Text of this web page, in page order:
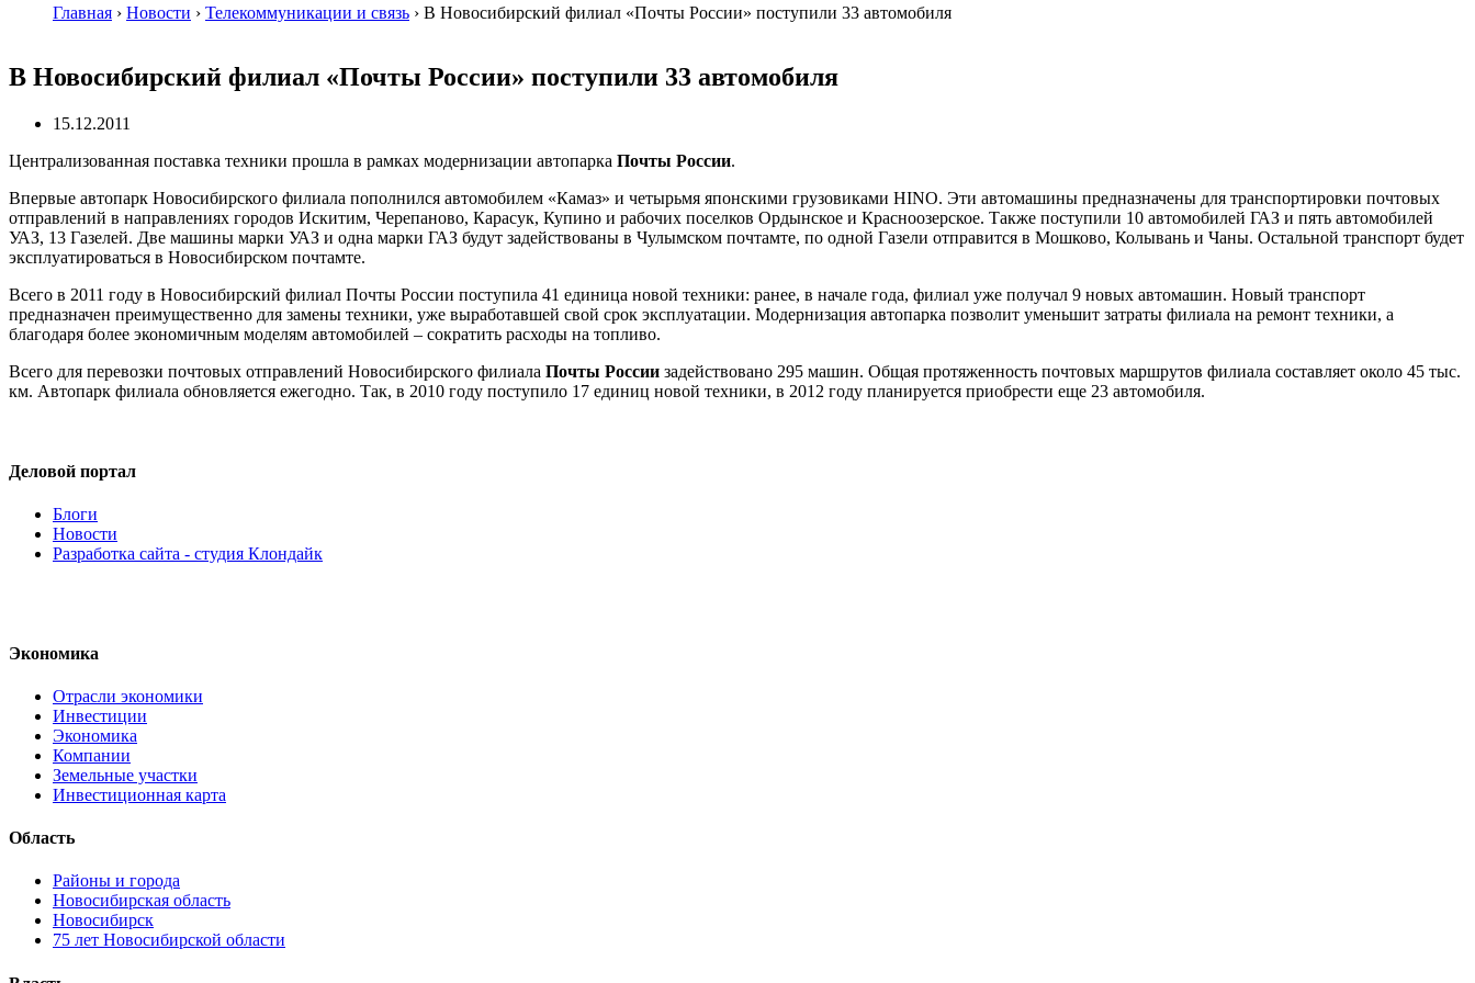
Главная › Новости › Телекоммуникации и связь › В Новосибирский филиал «Почты России» поступили 33 автомобиля
В Новосибирский филиал «Почты России» поступили 33 автомобиля
15.12.2011
Централизованная поставка техники прошла в рамках модернизации автопарка Почты России.
Впервые автопарк Новосибирского филиала пополнился автомобилем «Камаз» и четырьмя японскими грузовиками HINO. Эти автомашины предназначены для транспортировки почтовых
отправлений в направлениях городов Искитим, Черепаново, Карасук, Купино и рабочих поселков Ордынское и Красноозерское. Также поступили 10 автомобилей ГАЗ и пять автомобилей
УАЗ, 13 Газелей. Две машины марки УАЗ и одна марки ГАЗ будут задействованы в Чулымском почтамте, по одной Газели отправится в Мошково, Колывань и Чаны. Остальной транспорт будет
эксплуатироваться в Новосибирском почтамте.
Всего в 2011 году в Новосибирский филиал Почты России поступила 41 единица новой техники: ранее, в начале года, филиал уже получал 9 новых автомашин. Новый транспорт
предназначен преимущественно для замены техники, уже выработавшей свой срок эксплуатации. Модернизация автопарка позволит уменьшит затраты филиала на ремонт техники, а
благодаря более экономичным моделям автомобилей – сократить расходы на топливо.
Всего для перевозки почтовых отправлений Новосибирского филиала Почты России задействовано 295 машин. Общая протяженность почтовых маршрутов филиала составляет около 45 тыс.
км. Автопарк филиала обновляется ежегодно. Так, в 2010 году поступило 17 единиц новой техники, в 2012 году планируется приобрести еще 23 автомобиля.
Деловой портал
Блоги
Новости
Разработка сайта - студия Клондайк
Экономика
Отрасли экономики
Инвестиции
Экономика
Компании
Земельные участки
Инвестиционная карта
Область
Районы и города
Новосибирская область
Новосибирск
75 лет Новосибирской области